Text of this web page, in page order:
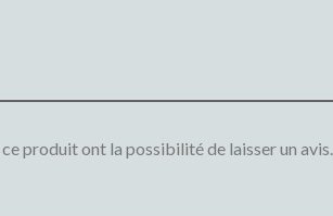
produit ont la possibilité de laisser un avis.